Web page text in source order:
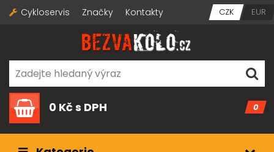
Cykloservis Značky Kontakty CZK EUR
0
0 Kčs DPH